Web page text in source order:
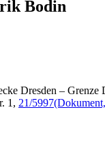
Bodin
Dresden – Grenze
1, 21/5997